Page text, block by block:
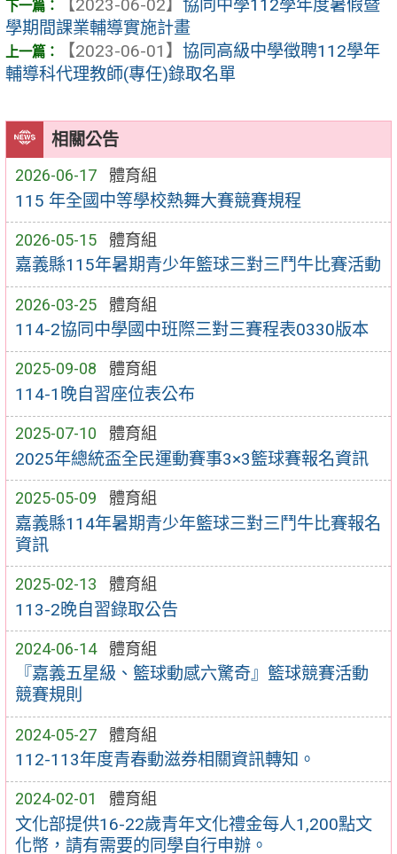
相關公告
2026-06-17 體育組
115 年全國中等學校熱舞大賽競賽規程
2026-05-15 體育組
嘉義縣115年暑期青少年籃球三對三鬥牛比賽活動
2026-03-25 體育組
114-2協同中學國中班際三對三賽程表0330版本
2025-09-08 體育組
114-1晚自習座位表公布
2025-07-10 體育組
2025年總統盃全民運動賽事3×3籃球賽報名資訊
2025-05-09 體育組
嘉義縣114年暑期青少年籃球三對三鬥牛比賽報名
資訊
2025-02-13 體育組
113-2晚自習錄取公告
2024-06-14 體育組
『嘉義五星級、籃球動感六驚奇』籃球競賽活動
競賽規則
2024-05-27 體育組
112-113年度青春動滋券相關資訊轉知。
2024-02-01 體育組
文化部提供16-22歲青年文化禮金每人1,200點文
化幣，請有需要的同學自行申辦。
【2023-06-02】 協同中學112學年度暑假暨
學期間課業輔導實施計畫
【2023-06-01】 協同高級中學徵聘112學年
輔導科代理教師(專任)錄取名單